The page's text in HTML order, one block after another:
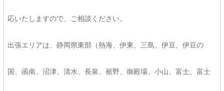
応いたしますので、ご相談ください。
出張エリアは、静岡県東部（熱海、伊東、三島、伊豆、伊豆の
国、函南、沼津、清水、長泉、裾野、御殿場、小山、富士、富士